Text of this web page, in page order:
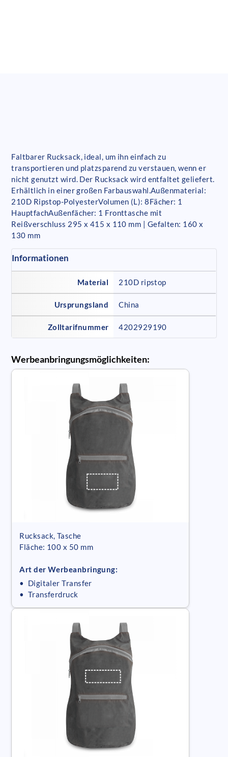
Faltbarer Rucksack, ideal, um ihn einfach zu
transportieren und platzsparend zu verstauen, wenn er
nicht genutzt wird. Der Rucksack wird entfaltet geliefert.
Erhältlich in einer großen Farbauswahl.Außenmaterial:
210D Ripstop-PolyesterVolumen (L): 8Fächer: 1
HauptfachAußenfächer: 1 Fronttasche mit
Reißverschluss 295 x 415 x 110 mm | Gefalten: 160 x
130 mm
Informationen
Material 210D ripstop
Ursprungsland China
Zolltarifnummer 4202929190
Werbeanbringungsmöglichkeiten:
Rucksack, Tasche
Fläche: 100 x 50 mm
Art der Werbeanbringung:
• Digitaler Transfer
• Transferdruck